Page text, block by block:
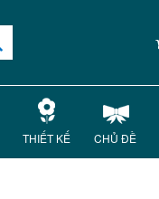
THIẾT KẾ CHỦ ĐỀ